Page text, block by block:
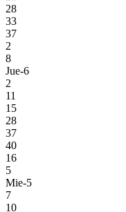
28
33
37
2
8
Jue-6
2
11
15
28
37
40
16
5
Mie-5
7
10